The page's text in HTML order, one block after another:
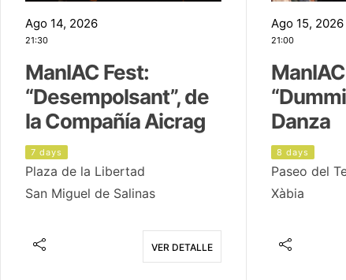
Ago 14, 2026
21:30
ManIAC Fest:
“Desempolsant”, de
la Compañía Aicrag
7 days
Plaza de la Libertad
San Miguel de Salinas
VER DETALLE
Ago 15, 2026
21:00
Danza
8 days
Paseo del
Xàbia